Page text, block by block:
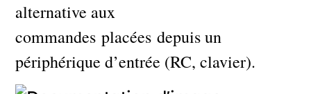
alternative aux
commandes placées depuis un
périphérique d’entrée (RC, clavier).